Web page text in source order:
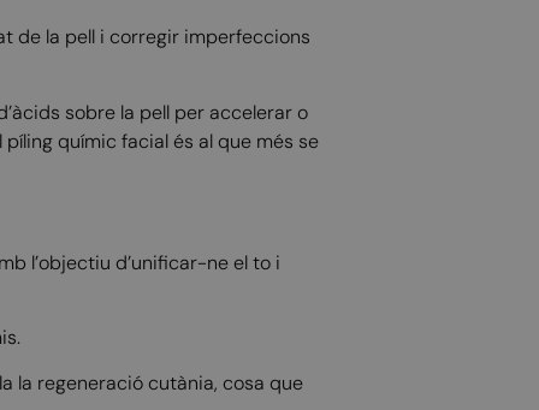
de la pell i corregir imperfeccions
sobre la pell per accelerar o
químic facial és al que més se
l’objectiu d’unificar-ne el to i
la regeneració cutània, cosa que